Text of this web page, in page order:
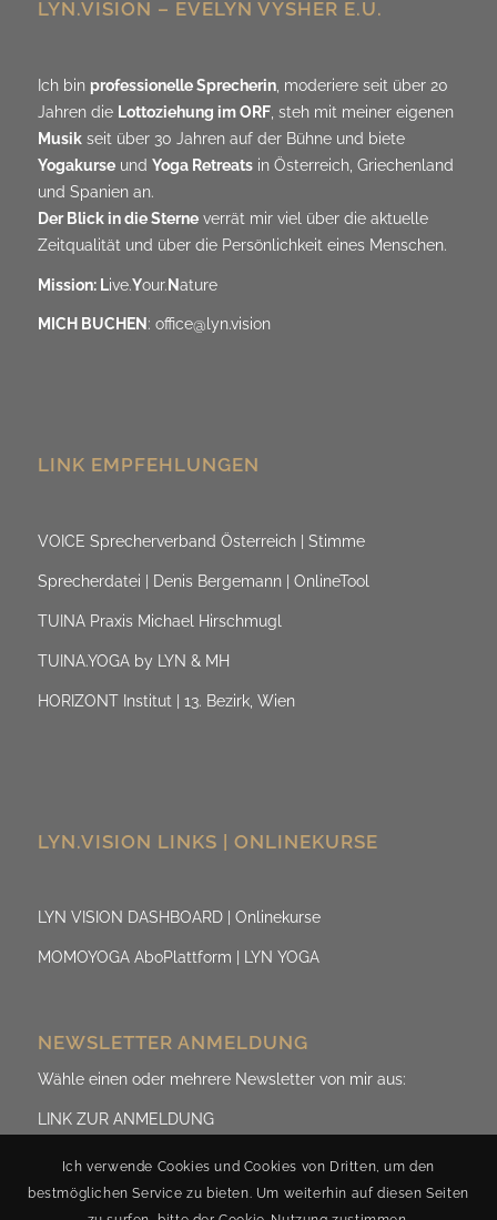
LYN.VISION – EVELYN VYSHER E.U.
Ich bin professionelle Sprecherin, moderiere seit über 20
Jahren die Lottoziehung im ORF, steh mit meiner eigenen
Musikseit über 30 Jahren auf der Bühne und biete
Yogakurseund Yoga Retreatsin Österreich, Griechenland
und Spanien an.
Der Blick in die Sterneverrät mir viel über die aktuelle
Zeitqualität und über die Persönlichkeit eines Menschen.
Mission: Live.Your.Nature
MICH BUCHEN : office@lyn.vision
LINK EMPFEHLUNGEN
VOICE Sprecherverband Österreich | Stimme
Sprecherdatei | Denis Bergemann | OnlineTool
TUINA Praxis Michael Hirschmugl
TUINA.YOGA by LYN & MH
HORIZONT Institut | 13. Bezirk, Wien
LYN.VISION LINKS | ONLINEKURSE
LYN VISION DASHBOARD | Onlinekurse
MOMOYOGA AboPlattform | LYN YOGA
NEWSLETTER ANMELDUNG
Wähle einen oder mehrere Newsletter von mir aus:
LINK ZUR ANMELDUNG
Ich verwende Cookies und Cookies von Dritten, um den
bestmöglichen Service zu bieten. Um weiterhin auf diesen Seiten